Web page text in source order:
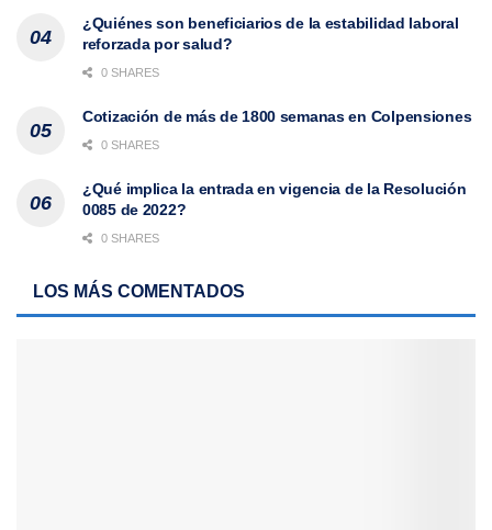
¿Quiénes son beneficiarios de la estabilidad laboral
reforzada por salud?
0 SHARES
Cotización de más de 1800 semanas en Colpensiones
0 SHARES
¿Qué implica la entrada en vigencia de la Resolución
0085 de 2022?
0 SHARES
LOS MÁS COMENTADOS